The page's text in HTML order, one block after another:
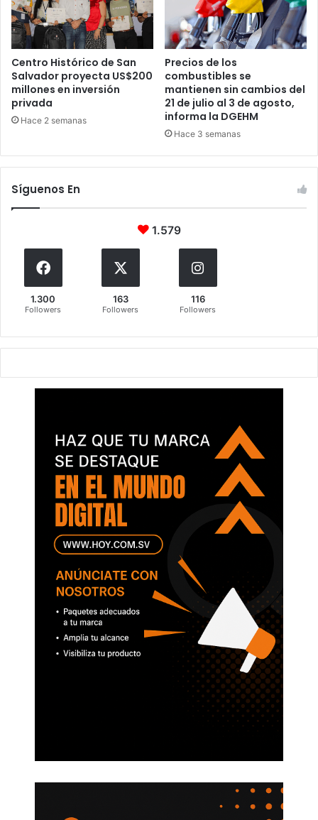
Centro Histórico de San
Salvador proyecta US$200
millones en inversión
privada
Hace 2 semanas
Precios de los
combustibles se
mantienen sin cambios del
21 de julio al 3 de agosto,
informa la DGEHM
Hace 3 semanas
Síguenos En
1.579
1.300
Followers
163
Followers
116
Followers